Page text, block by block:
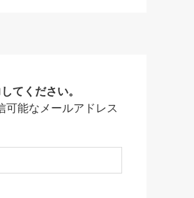
てください。
可能なメールアドレス